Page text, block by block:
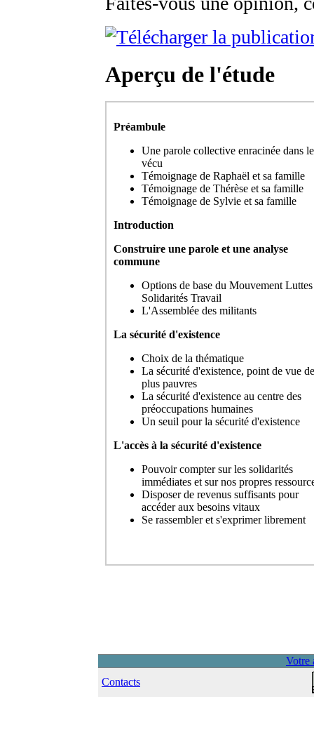
Aperçu de l'étude
Préambule
Une parole collective enracinée dans le
vécu
Témoignage de Raphaël et sa famille
Témoignage de Thérèse et sa famille
Témoignage de Sylvie et sa famille
Introduction
Construire une parole et une analyse
commune
Options de base du Mouvement Luttes
Solidarités Travail
L'Assemblée des militants
La sécurité d'existence
Choix de la thématique
La sécurité d'existence, point de vue
plus pauvres
La sécurité d'existence au centre des
préoccupations humaines
Un seuil pour la sécurité d'existence
L'accès à la sécurité d'existence
Pouvoir compter sur les solidarités
immédiates et sur nos propres
Disposer de revenus suffisants pour
accéder aux besoins vitaux
Se rassembler et s'exprimer librement
Votre
Contacts